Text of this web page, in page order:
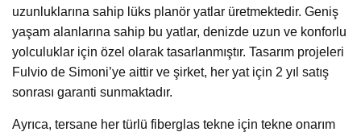
uzunluklarına sahip lüks planör yatlar üretmektedir. Geniş
yaşam alanlarına sahip bu yatlar, denizde uzun ve konforlu
yolculuklar için özel olarak tasarlanmıştır. Tasarım projeleri
Fulvio de Simoni’ye aittir ve şirket, her yat için 2 yıl satış
sonrası garanti sunmaktadır.
Ayrıca, tersane her türlü fiberglas tekne için tekne onarım